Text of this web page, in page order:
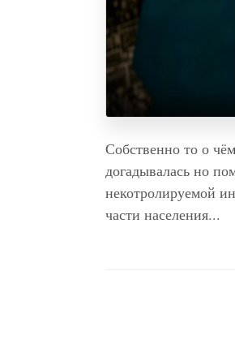
Собственно то о
догадывалась но
некотролируемой
части населения...